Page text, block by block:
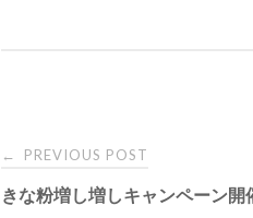
P
← PREVIOUS POST
きな粉増し増しキャンペーン開